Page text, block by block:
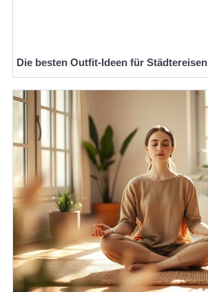
Die besten Outfit-Ideen für Städtereisen